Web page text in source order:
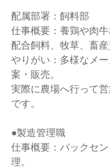
配属部署：飼料部
仕事概要：養鶏や肉
配合飼料、牧草、畜
やりがい：多様なメ
案・販売。
実際に農場へ行って
です。
●製造管理職
仕事概要：パックセ
理。